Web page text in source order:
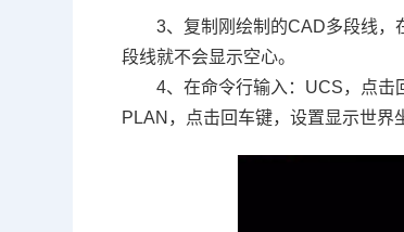
3、复制刚绘制的CAD多段线，
段线就不会显示空心。
4、在命令行输入：UCS，点击
PLAN，点击回车键，设置显示世界